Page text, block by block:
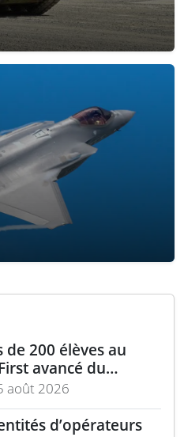
200 élèves au
avancé du
Centre
août 2026
d’opérateurs